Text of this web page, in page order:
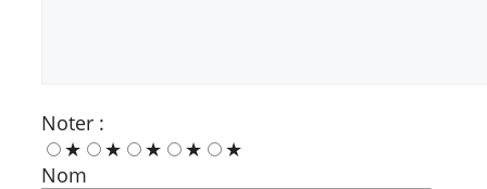
Noter :
★
★ ★ ★
★
Nom